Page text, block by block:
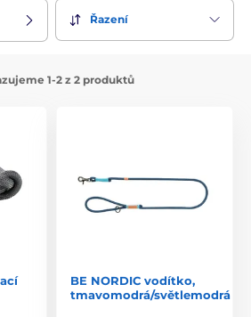
Řazení
1-2 z 2 produktů
BE NORDIC vodítko,
tmavomodrá/světlemodrá